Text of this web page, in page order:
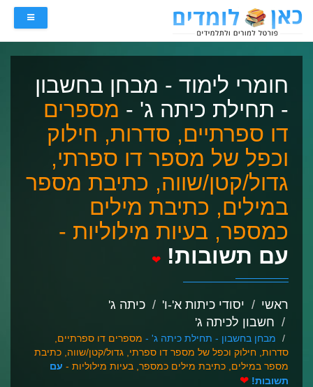
חומרי לימוד - מבחן בחשבון
- תחילת כיתה ג' - מספרים
דו ספרתיים, סדרות, חילוק
וכפל של מספר דו ספרתי,
גדול/קטן/שווה, כתיבת מספר
במילים, כתיבת מילים
כמספר, בעיות מילוליות -
עם תשובות!
❤
ראשי יסודי כיתות א'-ו'
כיתה ג'
חשבון לכיתה ג'
מבחן בחשבון - תחילת כיתה ג' - מספרים דו ספרתיים,
סדרות, חילוק וכפל של מספר דו ספרתי, גדול/קטן/שווה, כתיבת
מספר במילים, כתיבת מילים כמספר, בעיות מילוליות - עם
תשובות! ❤